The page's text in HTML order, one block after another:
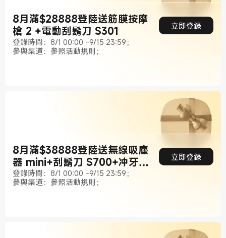
8月滿$28888登陸送筋膜按摩
槍 2 +電動刮鬍刀 S301
立即登錄
登錄時間：8/1 00:00 -9/15 23:59；
參與渠道：參照活動規則；
8月滿$38888登陸送無線吸塵
器 mini+刮鬍刀 S700+冲牙器
2
立即登錄
登錄時間：8/1 00:00 -9/15 23:59；
參與渠道：參照活動規則；